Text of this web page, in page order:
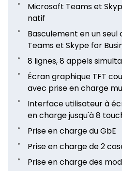
Microsoft Teams et
natif
Basculement en un
Teams et Skype for
8 lignes, 8 appels
Écran graphique TFT
avec prise en charge
Interface utilisateur à
en charge jusqu'à 8
Prise en charge du GbE
Prise en charge de 2
Prise en charge des